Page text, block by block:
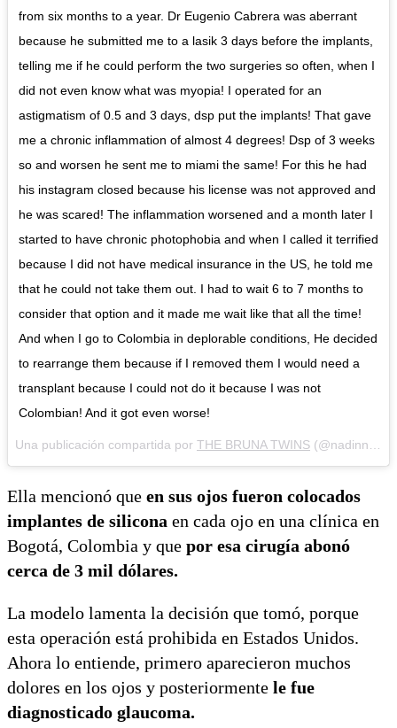
from six months to a year. Dr Eugenio Cabrera was aberrant
because he submitted me to a lasik 3 days before the implants,
telling me if he could perform the two surgeries so often, when I
did not even know what was myopia! I operated for an
astigmatism of 0.5 and 3 days, dsp put the implants! That gave
me a chronic inflammation of almost 4 degrees! Dsp of 3 weeks
so and worsen he sent me to miami the same! For this he had
his instagram closed because his license was not approved and
he was scared! The inflammation worsened and a month later I
started to have chronic photophobia and when I called it terrified
because I did not have medical insurance in the US, he told me
that he could not take them out. I had to wait 6 to 7 months to
consider that option and it made me wait like that all the time!
And when I go to Colombia in deplorable conditions, He decided
to rearrange them because if I removed them I would need a
transplant because I could not do it because I was not
Colombian! And it got even worse!
Una publicación compartida por THE BRUNA TWINS (@nadinne.bruna.model) el
Ella mencionó que en sus ojos fueron colocados
implantes de silicona en cada ojo en una clínica en
Bogotá, Colombia y que por esa cirugía abonó
cerca de 3 mil dólares.
La modelo lamenta la decisión que tomó, porque
esta operación está prohibida en Estados Unidos.
Ahora lo entiende, primero aparecieron muchos
dolores en los ojos y posteriormente le fue
diagnosticado glaucoma.